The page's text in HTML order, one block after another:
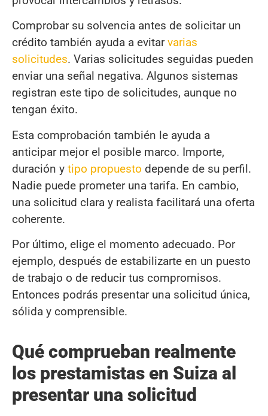
Comprobar su solvencia antes de solicitar un
crédito también ayuda a evitarvarias
solicitudes. Varias solicitudes seguidas pueden
enviar una señal negativa. Algunos sistemas
registran este tipo de solicitudes, aunque no
tengan éxito.
Esta comprobación también le ayuda a
anticipar mejor el posible marco. Importe,
duración y tipo propuesto depende de su perfil.
Nadie puede prometer una tarifa. En cambio,
una solicitud clara y realista facilitará una oferta
coherente.
Por último, elige el momento adecuado. Por
ejemplo, después de estabilizarte en un puesto
de trabajo o de reducir tus compromisos.
Entonces podrás presentar una solicitud única,
sólida y comprensible.
Qué comprueban realmente
los prestamistas en Suiza al
presentar una solicitud